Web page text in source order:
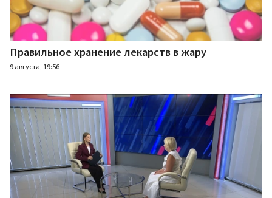
Правильное хранение лекарств в жару
9 августа, 19:56